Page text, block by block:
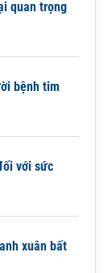
quan trọng
bệnh tim
với sức
xuân bất